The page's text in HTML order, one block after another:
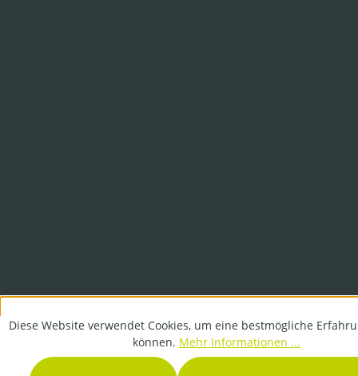
Diese Website verwendet Cookies, um eine bestmögliche
können. Mehr Informationen ...